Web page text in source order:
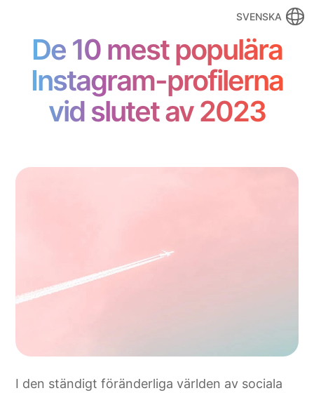
SVENSKA
De 10 mest populära
Instagram-profilerna
vid slutet av 2023
I den ständigt föränderliga världen av sociala